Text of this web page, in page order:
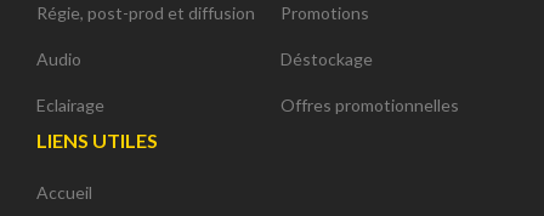
Régie, post-prod et diffusion
Audio
Eclairage
Promotions
Déstockage
Offres promotionnelles
LIENS UTILES
Accueil